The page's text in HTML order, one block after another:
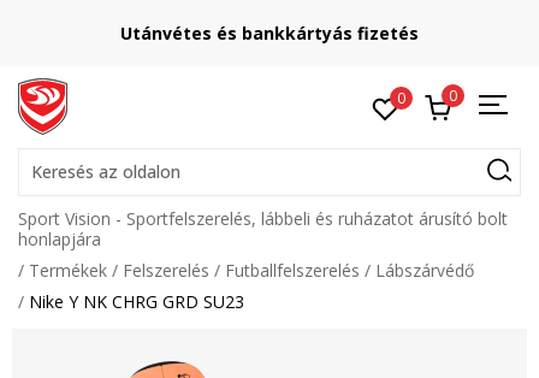
Utánvétes és bankkártyás fizetés
0 0
Keresés az oldalon
Sport Vision - Sportfelszerelés, lábbeli és ruházatot árusító bolt
honlapjára
Termékek
Felszerelés Futballfelszerelés
Lábszárvédő
Nike Y NK CHRG GRD SU23